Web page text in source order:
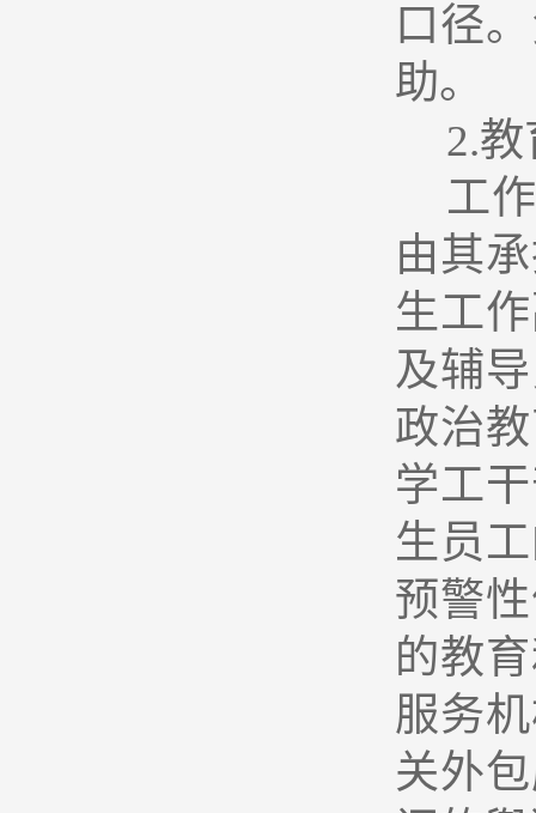
口径
助。
2.教
工
由其
生工
及辅
政治
学工
生员
预警
的教
服务
关外